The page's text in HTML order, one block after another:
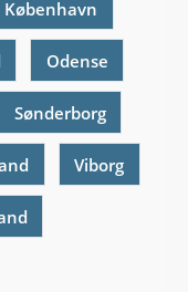
København
Odense
Sønderborg
Viborg